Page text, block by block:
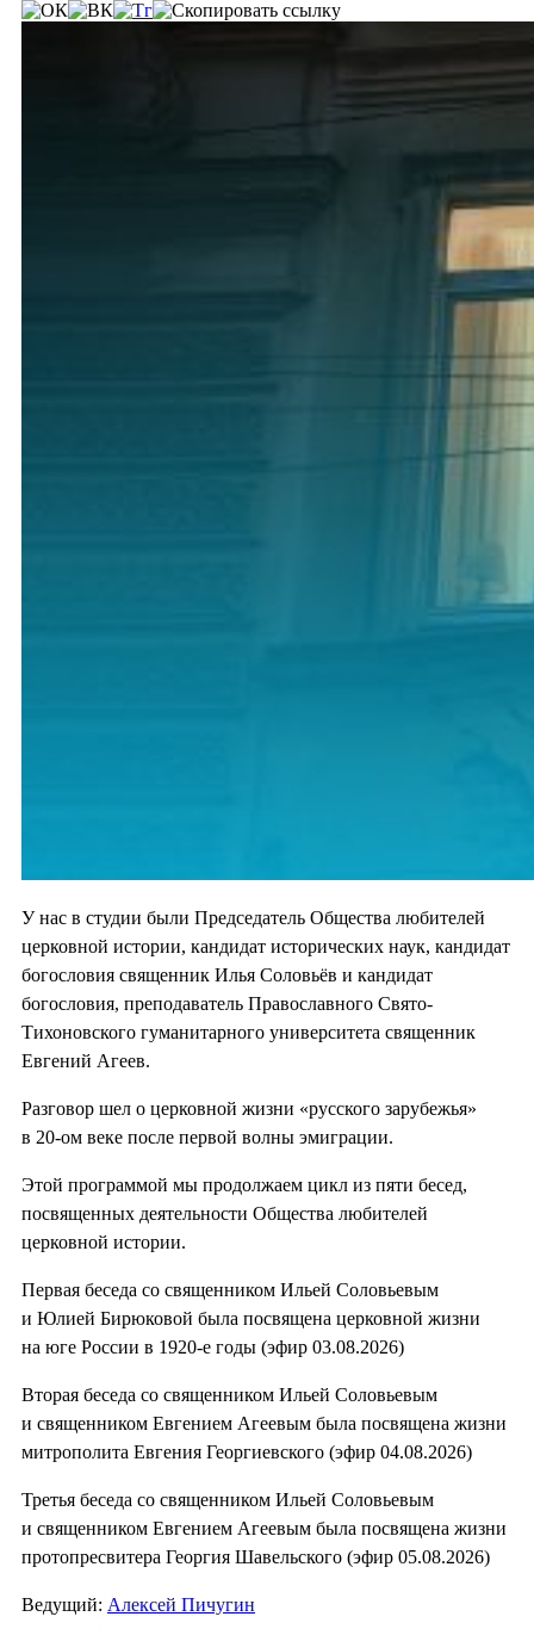
У нас в студии были Председатель Общества любителей
церковной истории, кандидат исторических наук, кандидат
богословия священник Илья Соловьёв и кандидат
богословия, преподаватель Православного Свято-
Тихоновского гуманитарного университета священник
Евгений Агеев.
Разговор шел о церковной жизни «русского зарубежья»
в 20-ом веке после первой волны эмиграции.
Этой программой мы продолжаем цикл из пяти бесед,
посвященных деятельности Общества любителей
церковной истории.
Первая беседа со священником Ильей Соловьевым
и Юлией Бирюковой была посвящена церковной жизни
на юге России в 1920-е годы (эфир 03.08.2026)
Вторая беседа со священником Ильей Соловьевым
и священником Евгением Агеевым была посвящена жизни
митрополита Евгения Георгиевского (эфир 04.08.2026)
Третья беседа со священником Ильей Соловьевым
и священником Евгением Агеевым была посвящена жизни
протопресвитера Георгия Шавельского (эфир 05.08.2026)
Ведущий: Алексей Пичугин